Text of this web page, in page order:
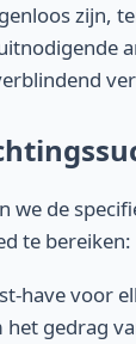
zijn,
we de
te bereiken:
have voor
gedrag